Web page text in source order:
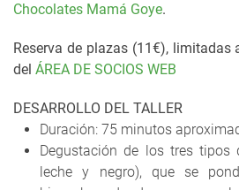
Chocolates Mamá Goye.
Reserva de plazas (11€), limitadas
del ÁREA DE SOCIOS WEB
DESARROLLO DEL TALLER
Duración: 75 minutos
Degustación de los tres tipos
leche y negro), que se